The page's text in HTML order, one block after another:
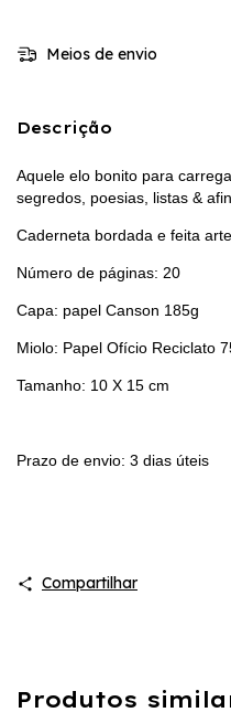
Meios de envio
Descrição
Aquele elo bonito para
segredos, poesias, listas &
Caderneta bordada e feita
Número de páginas: 20
Capa: papel Canson 185g
Miolo: Papel Ofício Reciclato
Tamanho: 10 X 15 cm
Prazo de envio: 3 dias úteis
Compartilhar
Produtos